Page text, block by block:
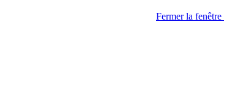
Fermer la fenêtre